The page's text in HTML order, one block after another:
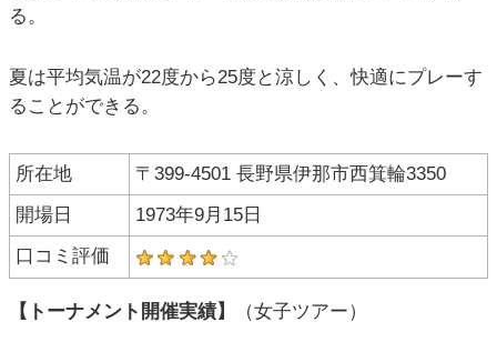
る。
夏は平均気温が22度から25度と涼しく、快適にプレーす
ることができる。
所在地
〒399-4501 長野県伊那市西箕輪3350
開場日
1973年9月15日
口コミ評価
【トーナメント開催実績】 （女子ツアー）